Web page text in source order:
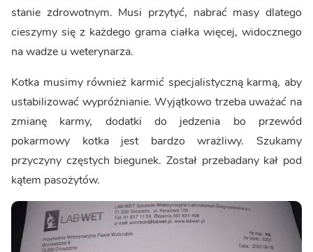
stanie zdrowotnym. Musi przytyć, nabrać masy dlatego
cieszymy się z każdego grama ciałka więcej, widocznego
na wadze u weterynarza.
Kotka musimy również karmić specjalistyczną karmą, aby
ustabilizować wypróżnianie. Wyjątkowo trzeba uważać na
zmianę karmy, dodatki do jedzenia bo przewód
pokarmowy kotka jest bardzo wrażliwy. Szukamy
przyczyny częstych biegunek. Został przebadany kał pod
kątem pasożytów.